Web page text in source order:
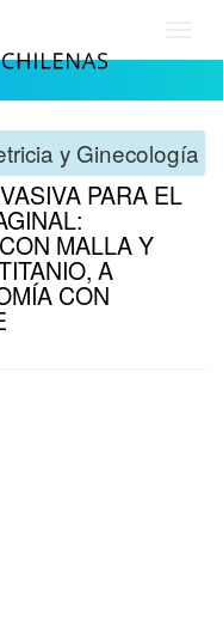
y Ginecología
PARA EL
MALLA Y
A
CON